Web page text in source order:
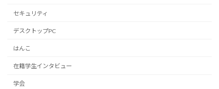
セキュリティ
デスクトップPC
はんこ
在籍学生インタビュー
学会